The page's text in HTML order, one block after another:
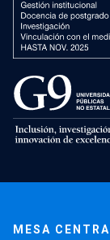
MESA